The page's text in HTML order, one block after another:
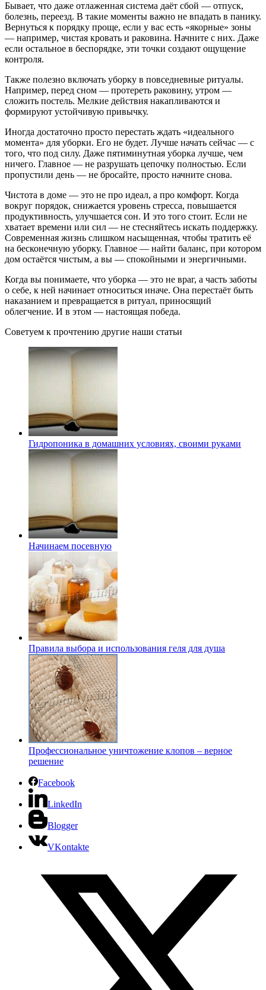
Бывает, что даже отлаженная система даёт сбой — отпуск,
болезнь, переезд. В такие моменты важно не впадать в панику.
Вернуться к порядку проще, если у вас есть «якорные» зоны
— например, чистая кровать и раковина. Начните с них. Даже
если остальное в беспорядке, эти точки создают ощущение
контроля.
Также полезно включать уборку в повседневные ритуалы.
Например, перед сном — протереть раковину, утром —
сложить постель. Мелкие действия накапливаются и
формируют устойчивую привычку.
Иногда достаточно просто перестать ждать «идеального
момента» для уборки. Его не будет. Лучше начать сейчас — с
того, что под силу. Даже пятиминутная уборка лучше, чем
ничего. Главное — не разрушать цепочку полностью. Если
пропустили день — не бросайте, просто начните снова.
Чистота в доме — это не про идеал, а про комфорт. Когда
вокруг порядок, снижается уровень стресса, повышается
продуктивность, улучшается сон. И это того стоит. Если не
хватает времени или сил — не стесняйтесь искать поддержку.
Современная жизнь слишком насыщенная, чтобы тратить её
на бесконечную уборку. Главное — найти баланс, при котором
дом остаётся чистым, а вы — спокойными и энергичными.
Когда вы понимаете, что уборка — это не враг, а часть заботы
о себе, к ней начинает относиться иначе. Она перестаёт быть
наказанием и превращается в ритуал, приносящий
облегчение. И в этом — настоящая победа.
Советуем к прочтению другие наши статьи
Гидропоника в домашних условиях, своими руками
Начинаем посевную
Правила выбора и использования геля для душа
Профессиональное уничтожение клопов – верное
решение
Facebook
LinkedIn
Blogger
VKontakte